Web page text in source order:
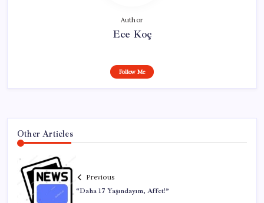
Author
Ece Koç
Follow Me
Other Articles
Previous
“Daha 17 Yaşındayım, Affet!”